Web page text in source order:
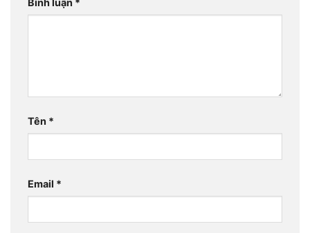
Tên *
Email *